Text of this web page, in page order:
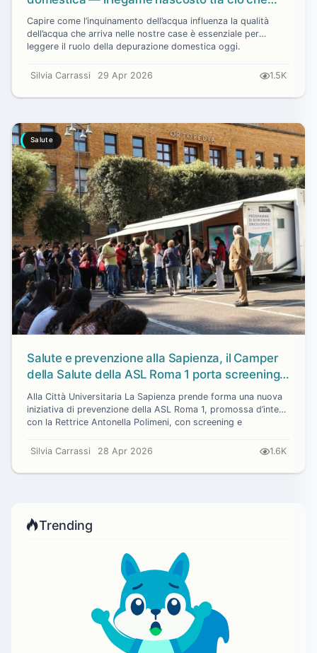
beviamo e l’ambiente
Capire come l’inquinamento dell’acqua influenza la qualità
dell’acqua che arriva nelle nostre case è essenziale per
leggere il ruolo della depurazione domestica oggi.
Silvia Carrassi 29 Apr 2026 1.5K
Salute
Salute e prevenzione alla Sapienza, il Camper
della Salute della ASL Roma 1 porta screening e
vaccini in piazzale Aldo Moro
Alla Città Universitaria La Sapienza prende forma una nuova
iniziativa di prevenzione della ASL Roma 1, promossa d’intesa
con la Rettrice Antonella Polimeni, con screening e
Silvia Carrassi
28 Apr 2026 1.6K
Trending